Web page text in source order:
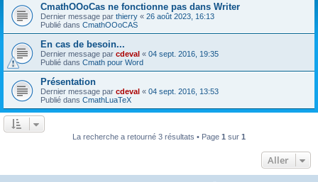
CmathOOoCas ne fonctionne pas dans Writer
Dernier message par thierry « 26 août 2023, 16:13
Publié dans CmathOOoCAS
En cas de besoin...
Dernier message par cdeval « 04 sept. 2016, 19:35
Publié dans Cmath pour Word
Présentation
Dernier message par cdeval « 04 sept. 2016, 13:53
Publié dans CmathLuaTeX
La recherche a retourné 3 résultats • Page 1 sur 1
Aller